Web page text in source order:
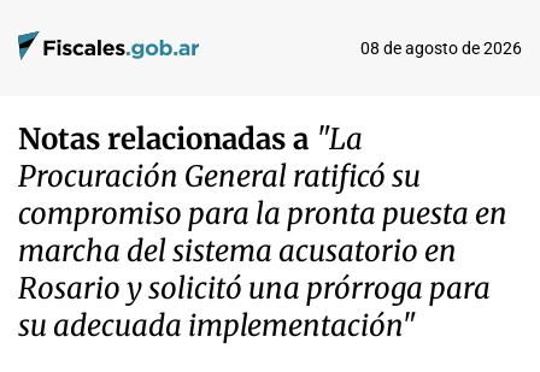
08 de agosto de 2026
Notas relacionadas a "La
Procuración General ratificó su
compromiso para la pronta puesta en
marcha del sistema acusatorio en
Rosario y solicitó una prórroga para
su adecuada implementación"